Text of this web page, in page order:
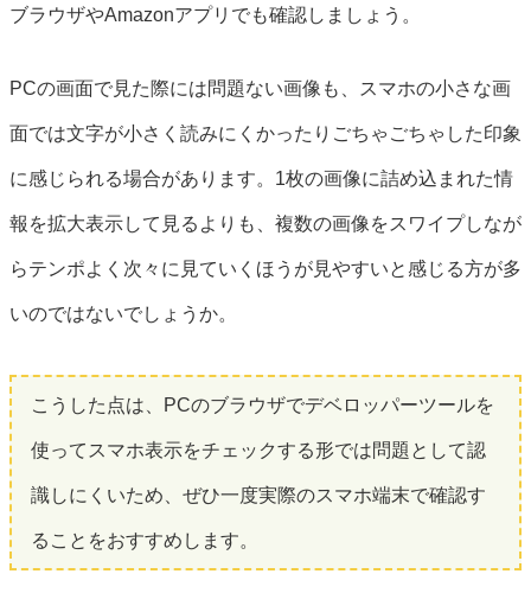
ブラウザやAmazonアプリでも確認しましょう。
PCの画面で見た際には問題ない画像も、スマホの小さな画
面では文字が小さく読みにくかったりごちゃごちゃした印象
に感じられる場合があります。1枚の画像に詰め込まれた情
報を拡大表示して見るよりも、複数の画像をスワイプしなが
らテンポよく次々に見ていくほうが見やすいと感じる方が多
いのではないでしょうか。
こうした点は、PCのブラウザでデベロッパーツールを
使ってスマホ表示をチェックする形では問題として認
識しにくいため、ぜひ一度実際のスマホ端末で確認す
ることをおすすめします。